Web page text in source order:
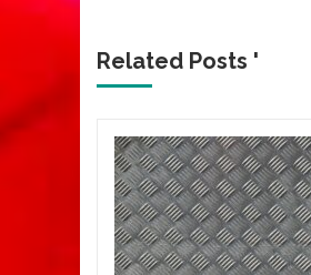
Related Posts '